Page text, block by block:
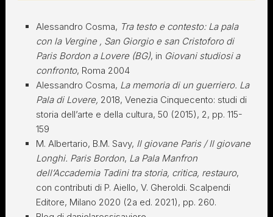
Alessandro Cosma, Tra testo e contesto: La pala
con la Vergine , San Giorgio e san Cristoforo di
Paris Bordon a Lovere (BG), in Giovani studiosi a
confronto, Roma 2004
Alessandro Cosma, La memoria di un guerriero. La
Pala di Lovere, 2018, Venezia Cinquecento: studi di
storia dell’arte e della cultura, 50 (2015), 2, pp. 115-
159
M. Albertario, B.M. Savy, Il giovane Paris / Il giovane
Longhi. Paris Bordon, La Pala Manfron
dell’Accademia Tadini tra storia, critica, restauro,
con contributi di P. Aiello, V. Gheroldi. Scalpendi
Editore, Milano 2020 (2a ed. 2021), pp. 260.